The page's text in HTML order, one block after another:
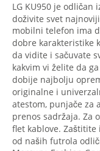
LG KU950 je
doživite svet
mobilni telefon ima
dobre karakteristike
da vidite i sačuvate
kakvim vi želite da
dobije najbolju
originalne i
atestom, punjače za
prenos sadržaja. Za
flet kablove.
od naših futrola